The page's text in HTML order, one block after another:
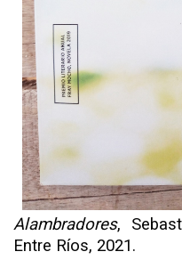
Alambradores,
Entre Ríos, 2021.